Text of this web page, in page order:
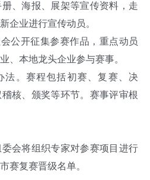
、海报、展架等宣传资料，走
企业进行宣传动员。
开征集参赛作品，重点动员
、本地龙头企业参与赛事。
。赛程包括初赛、复赛、决
核、颁奖等环节。赛事评审根
将组织专家对参赛项目进行
赛复赛晋级名单。